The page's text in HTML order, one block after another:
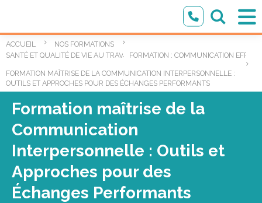
ACCUEIL
NOS FORMATIONS
SANTÉ ET QUALITÉ DE VIE AU TRAVAIL
, FORMATION : COMMUNICATION
FORMATION MAÎTRISE DE LA COMMUNICATION INTERPERSONNELLE :
OUTILS ET APPROCHES POUR DES ÉCHANGES PERFORMANTS
Formation maîtrise de la
Communication
Interpersonnelle : Outils et
Approches pour des
Échanges Performants